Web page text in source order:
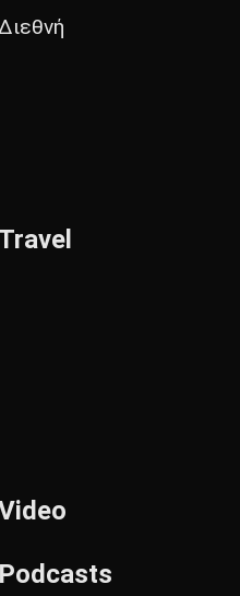
Travel
Podcasts